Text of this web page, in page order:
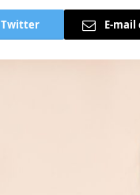
Twitter E-mail